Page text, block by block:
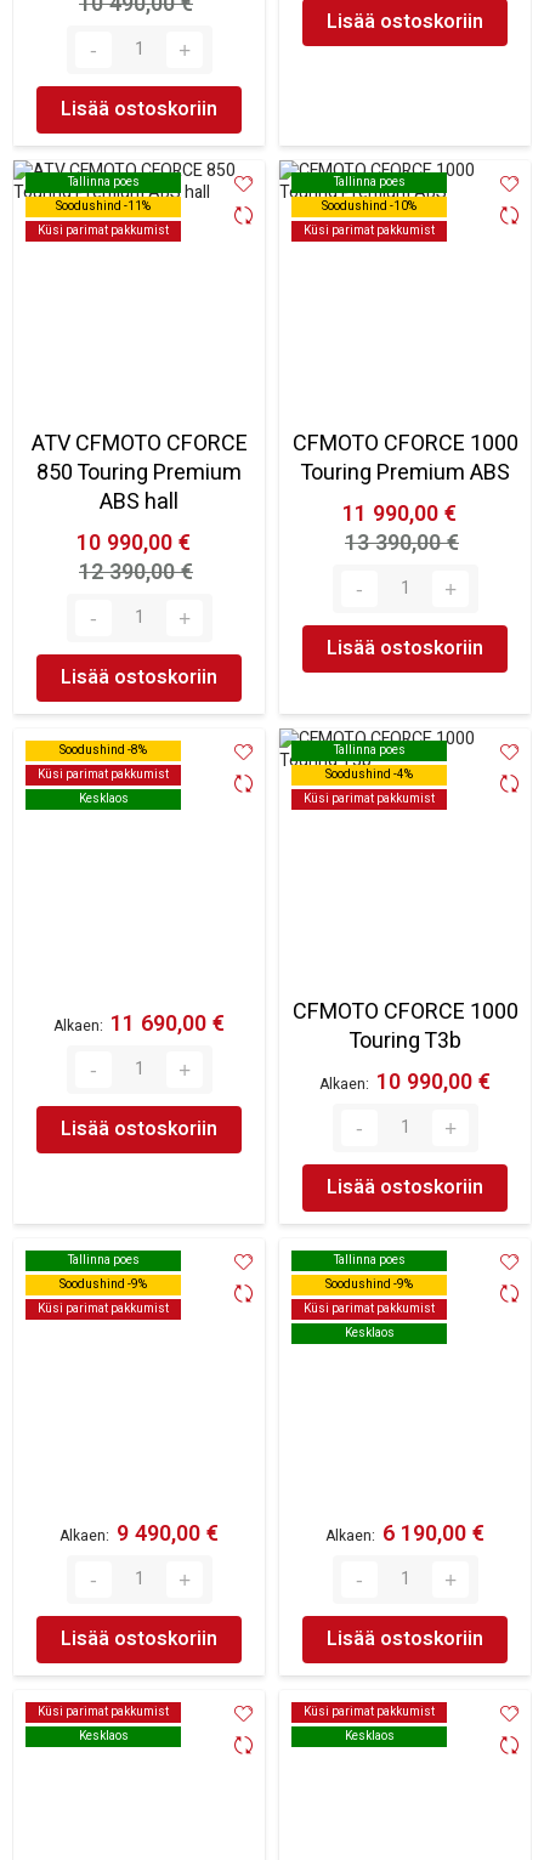
Lisää ostoskoriin
Lisää ostoskoriin
Tallinna poes
Soodushind -11%
Küsi parimat pakkumist
Tallinna poes
Soodushind -11%
Küsi parimat pakkumist
ATV CFMOTO CFORCE
850 Touring Premium
ABS hall
10 990,00 €
12 390,00 €
Lisää ostoskoriin
Tallinna poes
Soodushind -10%
Küsi parimat pakkumist
Tallinna poes
Soodushind -10%
Küsi parimat pakkumist
CFMOTO CFORCE 1000
Touring Premium ABS
11 990,00 €
13 390,00 €
Lisää ostoskoriin
Soodushind -8%
Küsi parimat pakkumist
Kesklaos
Soodushind -8%
Küsi parimat pakkumist
Kesklaos
Alkaen 11 690,00 €
Lisää ostoskoriin
Tallinna poes
Soodushind -4%
Küsi parimat pakkumist
Tallinna poes
Soodushind -4%
Küsi parimat pakkumist
CFMOTO CFORCE 1000
Touring T3b
Alkaen 10 990,00 €
Lisää ostoskoriin
Tallinna poes
Soodushind -9%
Küsi parimat pakkumist
Tallinna poes
Soodushind -9%
Küsi parimat pakkumist
Alkaen 9 490,00 €
Lisää ostoskoriin
Tallinna poes
Soodushind -9%
Küsi parimat pakkumist
Kesklaos
Tallinna poes
Soodushind -9%
Küsi parimat pakkumist
Kesklaos
Alkaen 6 190,00 €
Lisää ostoskoriin
Küsi parimat pakkumist
Kesklaos
Küsi parimat pakkumist
Kesklaos
Küsi parimat pakkumist
Kesklaos
Küsi parimat pakkumist
Kesklaos